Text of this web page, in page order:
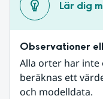
Lär dig
Observationer
Alla orter har inte
beräknas ett
och modelldata.